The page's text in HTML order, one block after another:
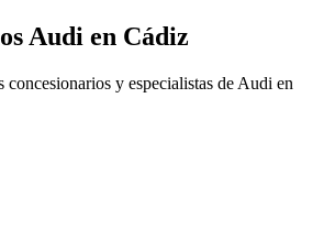
Audi en Cádiz
concesionarios y especialistas de Audi en